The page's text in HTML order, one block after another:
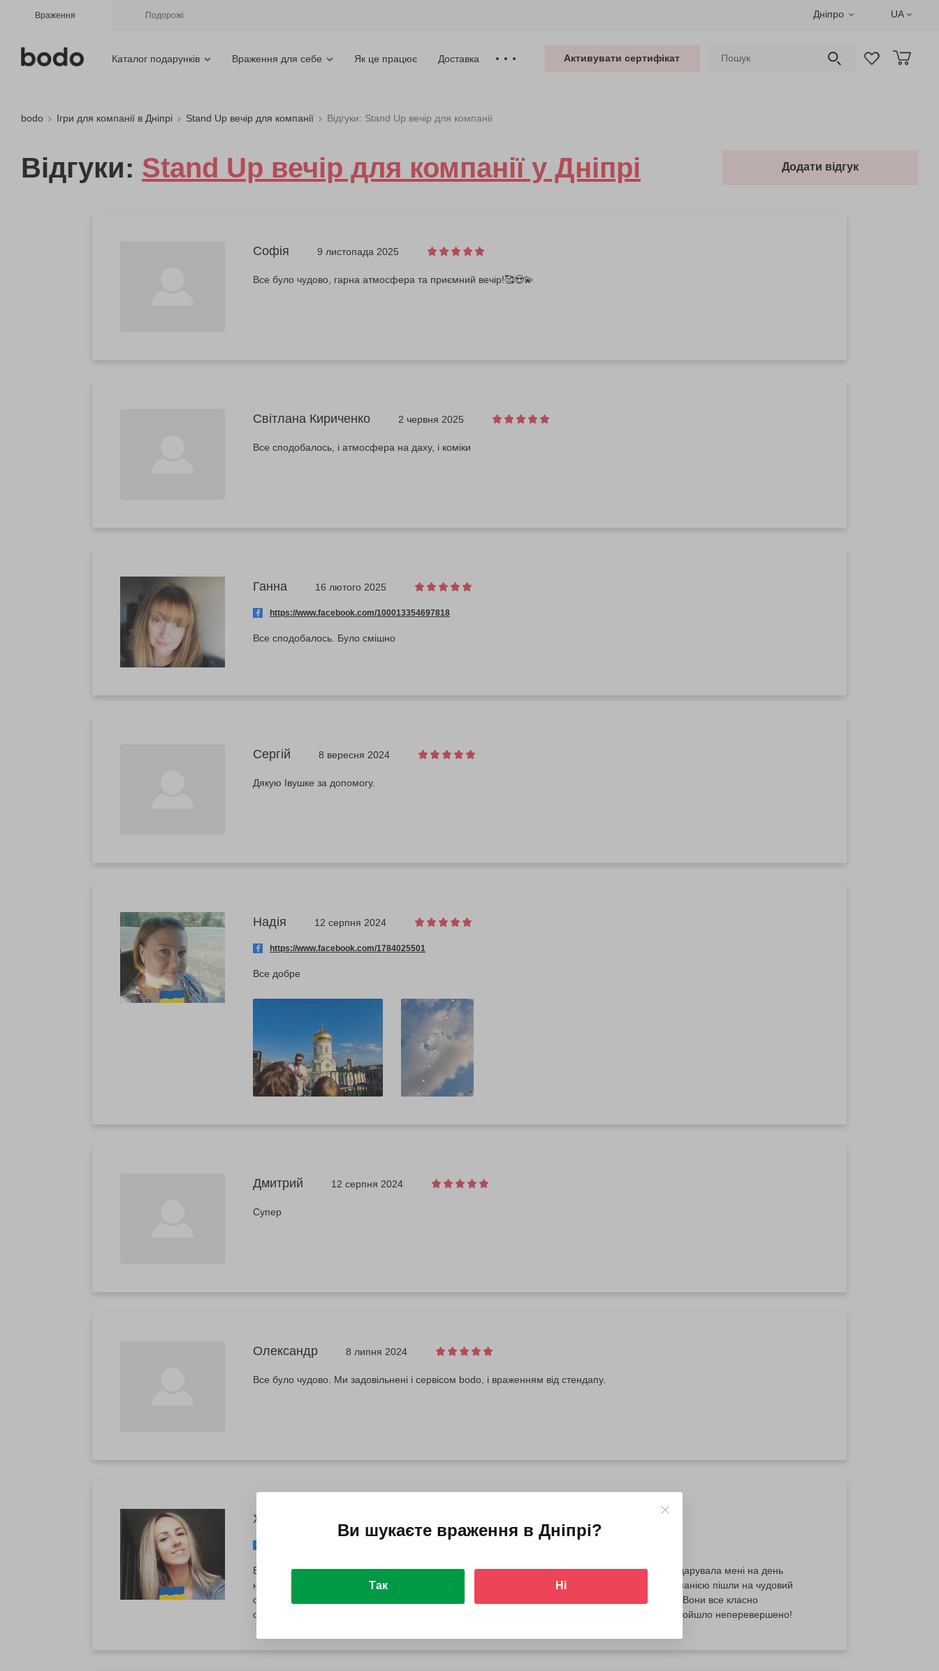
Враження Подорожі Дніпро UA
Каталог подарунків Враження для себе Як це працює Доставка Активувати сертифікат
bodo Ігри для компанії в Дніпрі Stand Up вечір для компанії Відгуки: Stand Up вечір для компанії
Відгуки: Stand Up вечір для компанії у Дніпрі Додати відгук
Софія 9 листопада 2025
Все було чудово, гарна атмосфера та приємний вечір!🥰😍💫
Світлана Кириченко 2 червня 2025
Все сподобалось, і атмосфера на даху, і коміки
Ганна 16 лютого 2025
https://www.facebook.com/100013354697818
Все сподобалось. Було смішно
Сергій 8 вересня 2024
Дякую Івушке за допомогу.
Надія 12 серпня 2024
https://www.facebook.com/1784025501
Все добре
Дмитрий 12 серпня 2024
Супер
Олександр 8 липня 2024
Все було чудово. Ми задовільнені і сервісом bodo, і враженням від стендапу.
Христина
Бодо - це максимально гнучкий подарунок. Подруга, знаходячись за кордоном з-за війни, подарувала мені на день
народження сертифікат Бодо. Я обрала інше враження, доплативши трохи грошей. І ми компанією пішли на чудовий
стендап. То ще й виявилось день народження організації по проведенню стендапів "Світло". Вони все класно
організували в новому конфернец залі бізнес центру "Fabrika". Були круті коміки. Тому все пройшло неперевершено!
Ви шукаєте враження в Дніпрі?
Так Ні